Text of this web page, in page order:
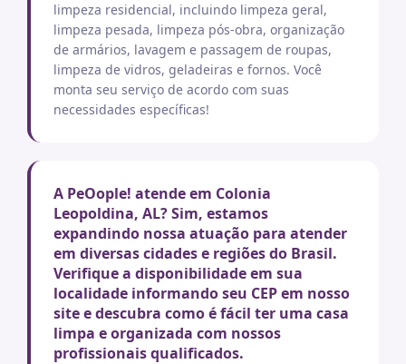
limpeza residencial, incluindo limpeza geral,
limpeza pesada, limpeza pós-obra, organização
de armários, lavagem e passagem de roupas,
limpeza de vidros, geladeiras e fornos. Você
monta seu serviço de acordo com suas
necessidades específicas!
A PeOople! atende em Colonia
Leopoldina, AL? Sim, estamos
expandindo nossa atuação para atender
em diversas cidades e regiões do Brasil.
Verifique a disponibilidade em sua
localidade informando seu CEP em nosso
site e descubra como é fácil ter uma casa
limpa e organizada com nossos
profissionais qualificados.